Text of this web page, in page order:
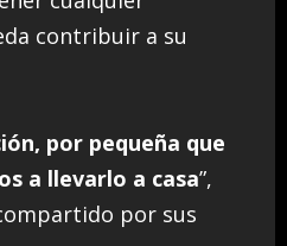
contribuir a su
por pequeña que
a llevarlo a casa”,
por sus